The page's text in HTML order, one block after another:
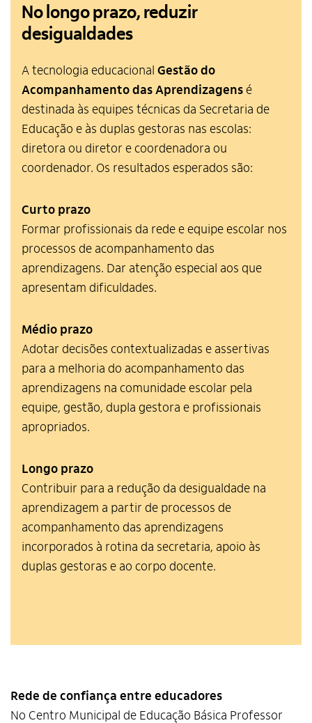
No longo prazo, reduzir
desigualdades
A tecnologia educacional Gestão do
Acompanhamento das Aprendizagensé
destinada às equipes técnicas da Secretaria de
Educação e às duplas gestoras nas escolas:
diretora ou diretor e coordenadora ou
coordenador. Os resultados esperados são:
Curto prazo
Formar profissionais da rede e equipe escolar nos
processos de acompanhamento das
aprendizagens. Dar atenção especial aos que
apresentam dificuldades.
Médio prazo
Adotar decisões contextualizadas e assertivas
para a melhoria do acompanhamento das
aprendizagens na comunidade escolar pela
equipe, gestão, dupla gestora e profissionais
apropriados.
Longo prazo
Contribuir para a redução da desigualdade na
aprendizagem a partir de processos de
acompanhamento das aprendizagens
incorporados à rotina da secretaria, apoio às
duplas gestoras e ao corpo docente.
Rede de confiança entre educadores
No Centro Municipal de Educação Básica Professor